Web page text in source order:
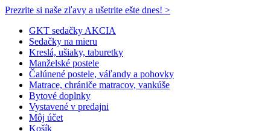
Prezrite si naše zľavy a ušetrite ešte dnes! >​
GKT sedačky AKCIA
Sedačky na mieru
Kreslá, ušiaky, taburetky
Manželské postele
Čalúnené postele, váľandy a pohovky
Matrace, chrániče matracov, vankúše
Bytové doplnky
Vystavené v predajni
Môj účet
Košík